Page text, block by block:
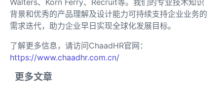
背景和优秀的产品理解及设计能力可持续支持企业业务的
需求迭代，助力企业早日实现全球化发展目标。
了解更多信息，请访问ChaadHR官网：
https://www.chaadhr.com.cn/
更多文章